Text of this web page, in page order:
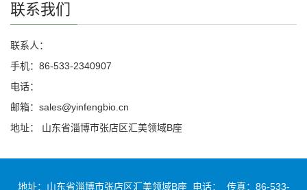
联系我们
联系人：
手机：86-533-2340907
电话：
邮箱：sales@yinfengbio.cn
地址： 山东省淄博市张店区汇美领域B座
地址：山东省淄博市张店区汇美领域B座 电话： 传真：86-533-